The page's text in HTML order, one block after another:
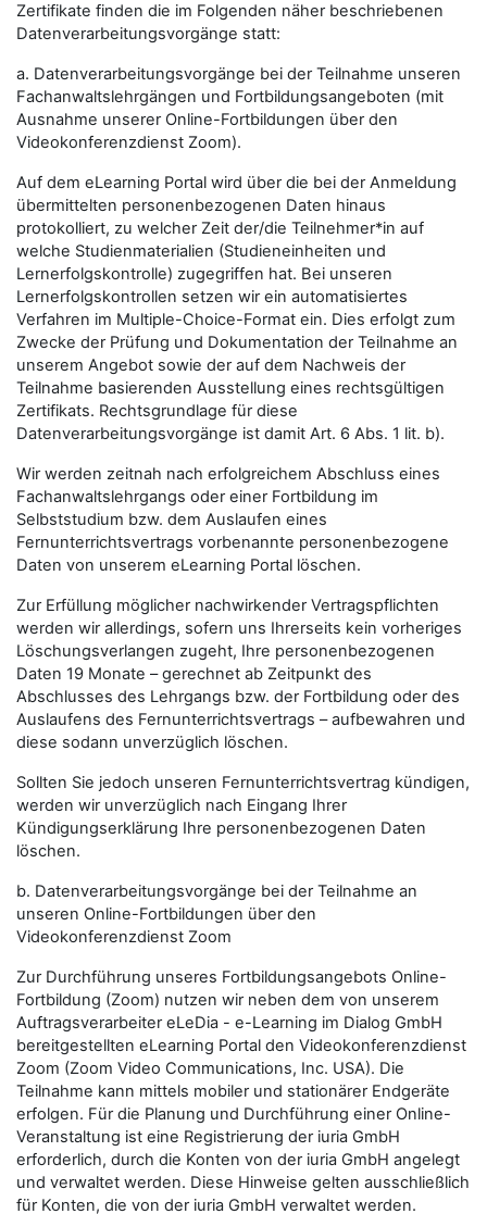
Zertifikate finden die im Folgenden näher beschriebenen
Datenverarbeitungsvorgänge statt:
a. Datenverarbeitungsvorgänge bei der Teilnahme unseren
Fachanwaltslehrgängen und Fortbildungsangeboten (mit
Ausnahme unserer Online-Fortbildungen über den
Videokonferenzdienst Zoom).
Auf dem eLearning Portal wird über die bei der Anmeldung
übermittelten personenbezogenen Daten hinaus
protokolliert, zu welcher Zeit der/die Teilnehmer*in auf
welche Studienmaterialien (Studieneinheiten und
Lernerfolgskontrolle) zugegriffen hat. Bei unseren
Lernerfolgskontrollen setzen wir ein automatisiertes
Verfahren im Multiple-Choice-Format ein. Dies erfolgt zum
Zwecke der Prüfung und Dokumentation der Teilnahme an
unserem Angebot sowie der auf dem Nachweis der
Teilnahme basierenden Ausstellung eines rechtsgültigen
Zertifikats. Rechtsgrundlage für diese
Datenverarbeitungsvorgänge ist damit Art. 6 Abs. 1 lit. b).
Wir werden zeitnah nach erfolgreichem Abschluss eines
Fachanwaltslehrgangs oder einer Fortbildung im
Selbststudium bzw. dem Auslaufen eines
Fernunterrichtsvertrags vorbenannte personenbezogene
Daten von unserem eLearning Portal löschen.
Zur Erfüllung möglicher nachwirkender Vertragspflichten
werden wir allerdings, sofern uns Ihrerseits kein vorheriges
Löschungsverlangen zugeht, Ihre personenbezogenen
Daten 19 Monate – gerechnet ab Zeitpunkt des
Abschlusses des Lehrgangs bzw. der Fortbildung oder des
Auslaufens des Fernunterrichtsvertrags – aufbewahren und
diese sodann unverzüglich löschen.
Sollten Sie jedoch unseren Fernunterrichtsvertrag kündigen,
werden wir unverzüglich nach Eingang Ihrer
Kündigungserklärung Ihre personenbezogenen Daten
löschen.
b. Datenverarbeitungsvorgänge bei der Teilnahme an
unseren Online-Fortbildungen über den
Videokonferenzdienst Zoom
Zur Durchführung unseres Fortbildungsangebots Online-
Fortbildung (Zoom) nutzen wir neben dem von unserem
Auftragsverarbeiter eLeDia - e-Learning im Dialog GmbH
bereitgestellten eLearning Portal den Videokonferenzdienst
Zoom (Zoom Video Communications, Inc. USA). Die
Teilnahme kann mittels mobiler und stationärer Endgeräte
erfolgen. Für die Planung und Durchführung einer Online-
Veranstaltung ist eine Registrierung der iuria GmbH
erforderlich, durch die Konten von der iuria GmbH angelegt
und verwaltet werden. Diese Hinweise gelten ausschließlich
für Konten, die von der iuria GmbH verwaltet werden.